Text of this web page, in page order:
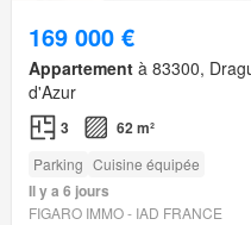
169 000 €
Appartement à 83300,
d'Azur
3 62 m²
Parking Cuisine équipée
Il y a 6 jours
FIGARO IMMO - IAD FRANCE